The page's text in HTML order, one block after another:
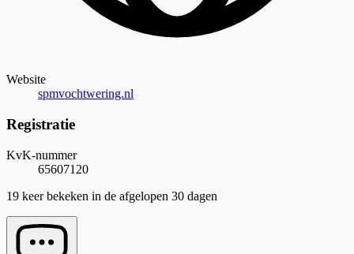
Website
spmvochtwering.nl
Registratie
KvK-nummer
65607120
19 keer bekeken in de afgelopen 30 dagen